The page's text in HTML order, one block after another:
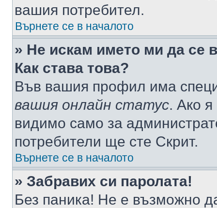
вашия потребител.
Върнете се в началото
» Не искам името ми да се
Как става това?
Във вашия профил има
вашия онлайн статус. Ако
видимо само за
потребители ще сте Скрит.
Върнете се в началото
» Забравих си паролата!
Без паника! Не е възможно